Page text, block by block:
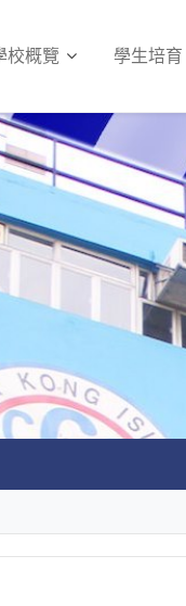
校概覽 學生培育